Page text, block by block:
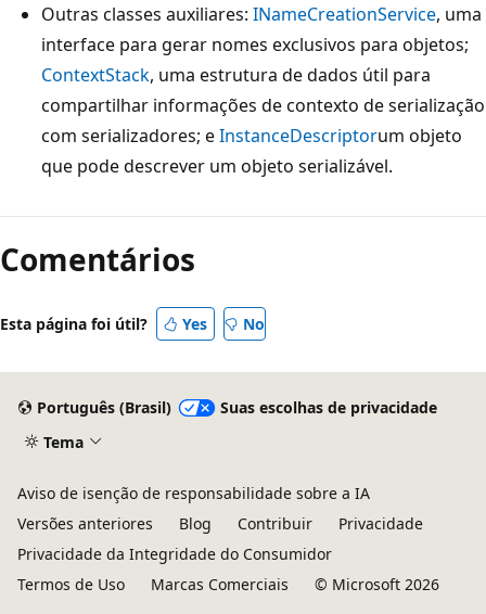
Outras classes auxiliares: INameCreationService, uma
interface para gerar nomes exclusivos para objetos;
ContextStack, uma estrutura de dados útil para
compartilhar informações de contexto de serialização
com serializadores; eInstanceDescriptorum objeto
que pode descrever um objeto serializável.
Comentários
Esta página foi útil? Yes No
Português (Brasil)
Suas escolhas de privacidade
Tema
Aviso de isenção de responsabilidade sobre a IA
Versões anteriores
Blog Contribuir
Privacidade
Privacidade da Integridade do Consumidor
Termos de Uso
Marcas Comerciais © Microsoft 2026